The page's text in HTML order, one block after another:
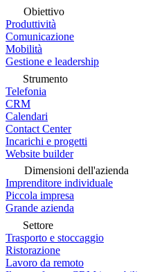
Obiettivo
Produttività
Comunicazione
Mobilità
Gestione e leadership
Strumento
Telefonia
CRM
Calendari
Contact Center
Incarichi e progetti
Website builder
Dimensioni dell'azienda
Imprenditore individuale
Piccola impresa
Grande azienda
Settore
Trasporto e stoccaggio
Ristorazione
Lavoro da remoto